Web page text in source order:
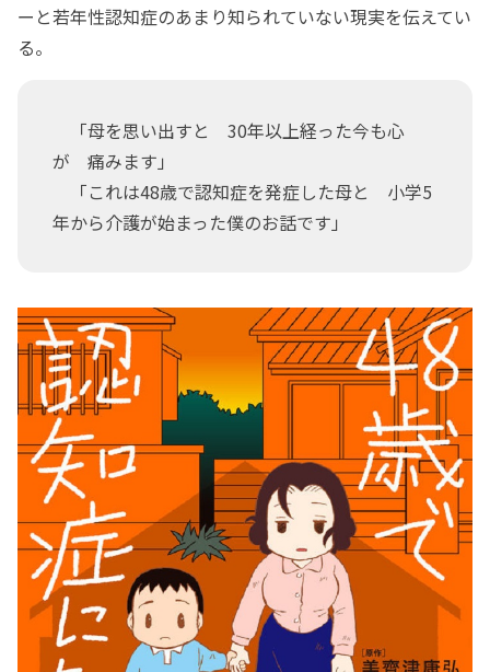
ーと若年性認知症のあまり知られていない現実を伝えてい
る。
「母を思い出すと 30年以上経った今も心
が 痛みます」
「これは48歳で認知症を発症した母と 小学5
年から介護が始まった僕のお話です」